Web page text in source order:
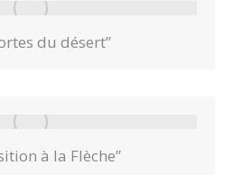
du désert”
à la Flèche”